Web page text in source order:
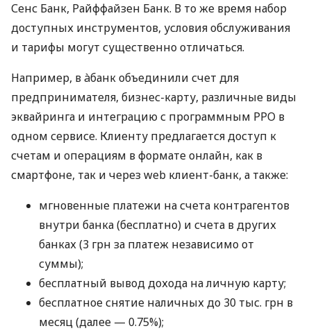
Сенс Банк, Райффайзен Банк. В то же время набор
доступных инструментов, условия обслуживания
и тарифы могут существенно отличаться.
Например, в àбанк объединили счет для
предпринимателя, бизнес-карту, различные виды
эквайринга и интеграцию с программным РРО в
одном сервисе. Клиенту предлагается доступ к
счетам и операциям в формате онлайн, как в
смартфоне, так и через web клиент-банк, а также:
мгновенные платежи на счета контрагентов
внутри банка (бесплатно) и счета в других
банках (3 грн за платеж независимо от
суммы);
бесплатный вывод дохода на личную карту;
бесплатное снятие наличных до 30 тыс. грн в
месяц (далее — 0.75%);